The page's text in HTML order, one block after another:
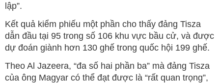
lập”.
Kết quả kiểm phiếu một phần cho thấy đảng Tisza
dẫn đầu tại 95 trong số 106 khu vực bầu cử, và được
dự đoán giành hơn 130 ghế trong quốc hội 199 ghế.
Theo Al Jazeera, “đa số hai phần ba” mà đảng Tisza
của ông Magyar có thể đạt được là “rất quan trọng”,